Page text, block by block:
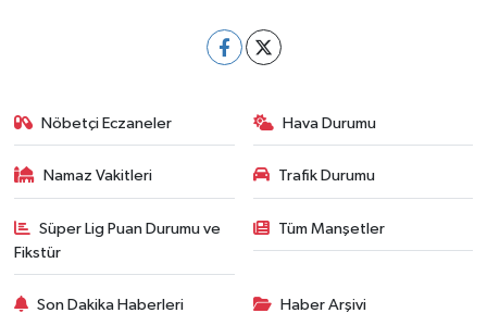
Nöbetçi Eczaneler Hava Durumu
Namaz Vakitleri Trafik Durumu
Süper Lig Puan Durumu ve
Fikstür
Tüm Manşetler
Son Dakika Haberleri Haber Arşivi